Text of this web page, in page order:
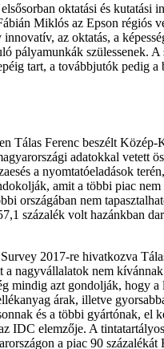
oktatási és kutatási
Miklós az Epson régiós
az oktatás, a
pályamunkák szülessenek.
tart, a továbbjutók pedig a
Tálas Ferenc beszélt
adatokkal vetett
a nyomtatóeladások
amit a többi piac nem
országában nem
százalék volt hazánkban
2017-re hivatkozva
nagyvállalatok nem kívánnak
mindig azt gondolják, hogy a
árak, illetve
és a többi gyártónak, el
IDC elemzője. A
a piac 90 százalékát